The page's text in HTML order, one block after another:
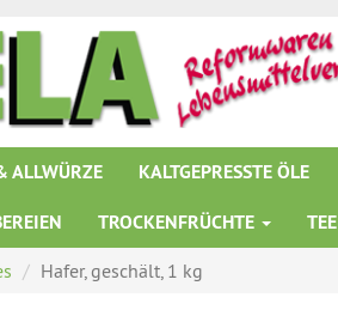
ALLWÜRZE KALTGEPRESSTE ÖLE
TROCKENFRÜCHTE TEE
Hafer, geschält, 1 kg